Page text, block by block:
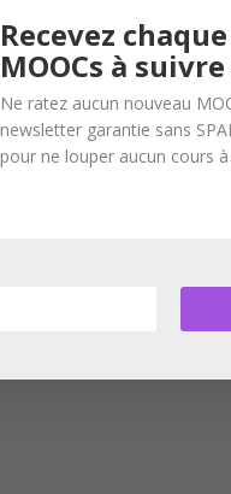
Recevez
MOOCs à suivre
Ne ratez aucun nouveau
newsletter garantie sans
pour ne louper aucun cours à